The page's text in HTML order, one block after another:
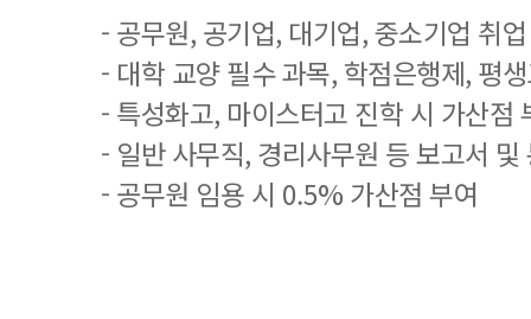
- 공무원, 공기업, 대기업, 중소기업 취
- 대학 교양 필수 과목, 학점은행제, 평
- 특성화고, 마이스터고 진학 시 가산점
- 일반 사무직, 경리사무원 등 보고서 및
- 공무원 임용 시 0.5% 가산점 부여